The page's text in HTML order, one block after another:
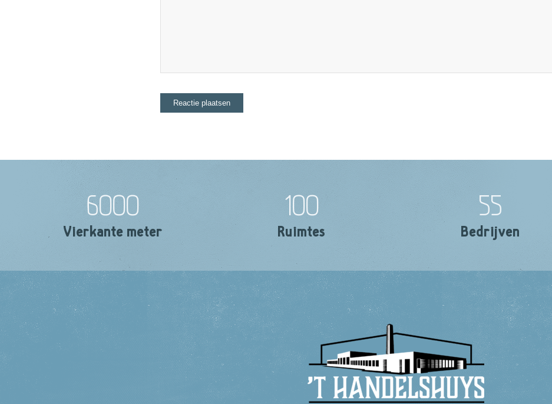
6000
Vierkante meter
100
Ruimtes
55
Bedrijven